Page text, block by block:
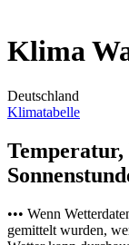
Klima
Deutschland
Klimatabelle
Temperatur,
••• Wenn
gemittelt wurden,